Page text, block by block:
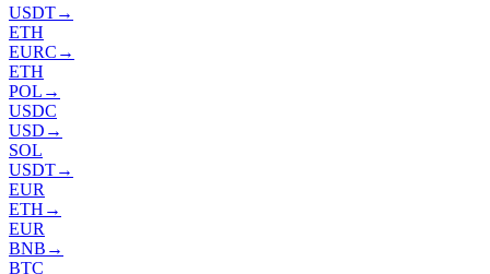
USDT→
ETH
EURC →
ETH
POL →
USDC
USD →
SOL
USDT→
EUR
ETH →
EUR
BNB →
BTC